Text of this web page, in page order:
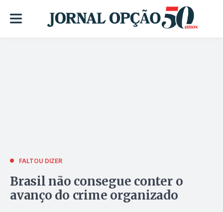
FALTOU DIZER
Brasil não consegue conter o
avanço do crime organizado